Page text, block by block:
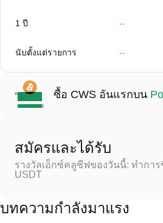
1 ปี --
นับตั้งแต่รายการ --
ซื้อ CWS อันแรกบน
สมัครและได้รับ
รางวัลเอ็กซ์คลูซีฟของวันนี้: ทำกา
USDT
บทความกำลังมาแรง